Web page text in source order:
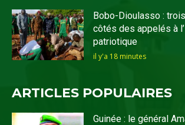
Bobo-Dioulasso :
côtés des appelés à
patriotique
il y'a 18 minutes
ARTICLES POPULAIRES
Guinée : le général